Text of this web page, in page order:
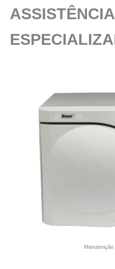
Manutenção